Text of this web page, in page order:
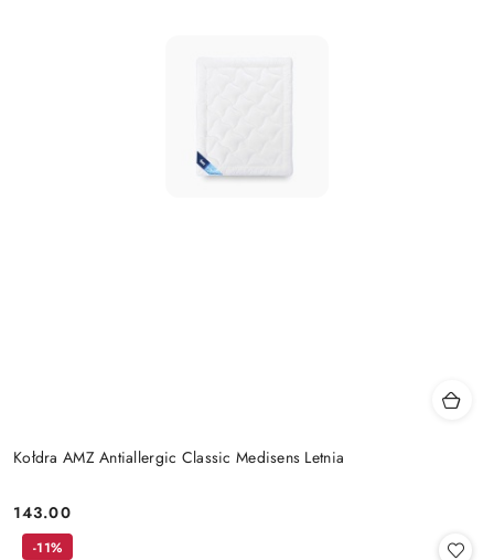
Kołdra AMZ Antiallergic Classic Medisens Letnia
Cena:
143.00
-11%